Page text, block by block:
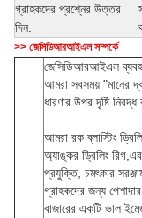
গ্রাহকদের প্রশ্নের উত্তর
দিন.
>> জেসিডিআরআইএল সম্পর্কে
জেসিডিআরআইএল
আমরা সবসময় "মানের
ধারণার উপর দৃষ্টি
আমরা রক ব্লাস্টিং
অ্যাঙ্কর ড্রিলিং
প্রযুক্তি, চমৎকার
গ্রাহকদের জন্য
বাজারের একটি ভাল